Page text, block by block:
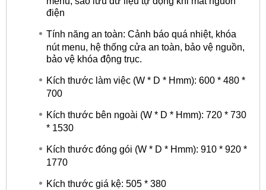
điện
Tính năng an toàn: Cảnh báo quá nhiệt, khóa
nút menu, hệ thống cửa an toàn, bảo vệ nguồn,
bảo vệ khóa động trục.
Kích thước làm việc (W * D * Hmm): 600 * 480 *
700
Kích thước bên ngoài (W * D * Hmm): 720 * 730
* 1530
Kích thước đóng gói (W * D * Hmm): 910 * 920 *
1770
Kích thước giá kệ: 505 * 380